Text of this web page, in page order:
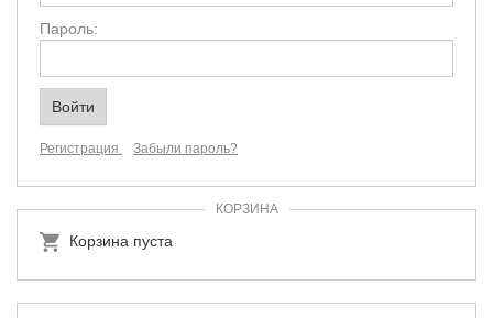
Пароль:
Регистрация Забыли пароль?
КОРЗИНА
Корзина пуста